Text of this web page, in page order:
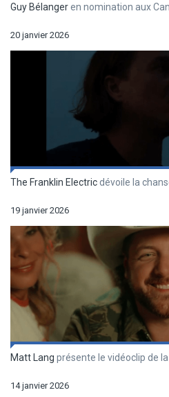
Guy Bélangeren nomination aux
20 janvier 2026
The Franklin Electricdévoile la
19 janvier 2026
Matt Lang présente le vidéoclip de
14 janvier 2026